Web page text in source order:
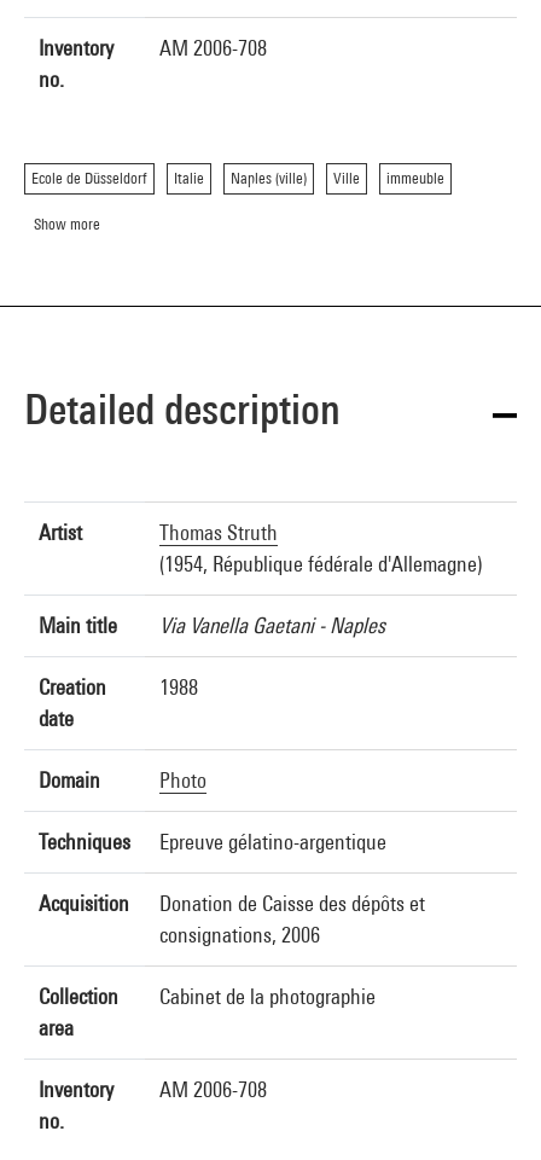
Inventory
no.
AM 2006-708
Ecole de Düsseldorf Italie Naples (ville) Ville immeuble
Show more
Detailed description
Artist
Thomas Struth
(1954, République fédérale d'Allemagne)
Main title Via Vanella Gaetani - Naples
Creation
date
1988
Domain Photo
Techniques Epreuve gélatino-argentique
Acquisition
Donation de Caisse des dépôts et
consignations, 2006
Collection
area
Cabinet de la photographie
Inventory
no.
AM 2006-708